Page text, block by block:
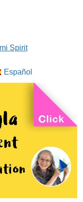
Español